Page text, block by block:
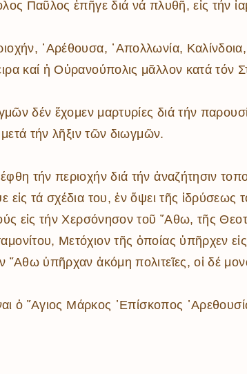
Παῦλος ἐπῆγε διά νά πλυθῆ, εἰς τήν
᾿Αρέθουσα, ᾿Απολλωνία,
καί ἡ Οὐρανούπολις μᾶλλον κατά τόν
δέν ἔχομεν μαρτυρίες διά τήν
μετά τήν λῆξιν τῶν διωγμῶν.
τήν περιοχήν διά τήν ἀναζήτησιν
τά σχέδια του, ἐν ὄψει τῆς ἱδρύσεως
εἰς τήν Χερσόνησον τοῦ ῎Αθω, τῆς
Μετόχιον τῆς ὁποίας ὑπῆρχεν
ὑπῆρχαν ἀκόμη πολιτεῖες, οἱ δέ
ὁ ῞Αγιος Μάρκος ᾿Επίσκοπος